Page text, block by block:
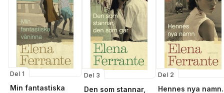
Del 1
Min fantastiska
Del 3
Den som stannar,
Del 2
Hennes nya namn.